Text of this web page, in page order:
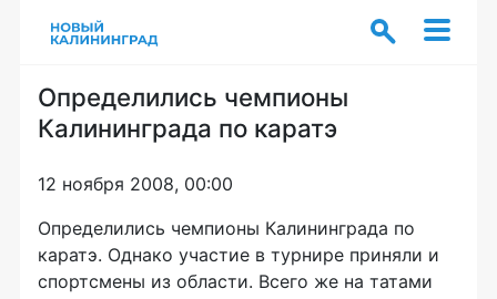
Определились чемпионы
Калининграда по каратэ
12 ноября 2008, 00:00
Определились чемпионы Калининграда по
каратэ. Однако участие в турнире приняли и
спортсмены из области. Всего же на татами